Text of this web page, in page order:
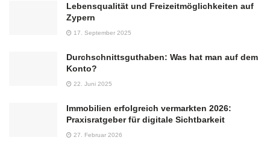
Lebensqualität und Freizeitmöglichkeiten auf
Zypern
17. September 2025
Durchschnittsguthaben: Was hat man auf dem
Konto?
22. Juni 2025
Immobilien erfolgreich vermarkten 2026:
Praxisratgeber für digitale Sichtbarkeit
27. Februar 2026